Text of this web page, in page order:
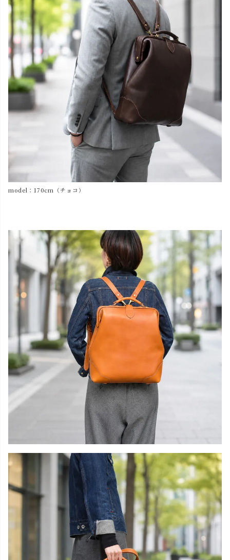
model：170cm（チョコ）